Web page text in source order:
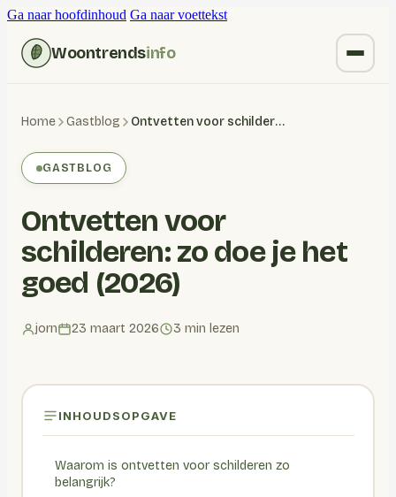
Ga naar hoofdinhoud Ga naar voettekst
Woontrendsinfo
Kruiden vervangen
Wonen
Blogs
Home Gastblog Ontvetten voor schilderen: zo doe je het goed (2026)
GASTBLOG
Ontvetten voor
schilderen: zo doe je het
goed (2026)
jorn 23 maart 2026 3 min lezen
INHOUDSOPGAVE
Waarom is ontvetten voor schilderen zo
belangrijk?